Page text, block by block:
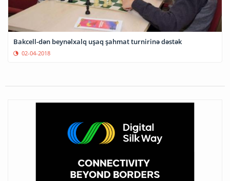
Bakcell-dən beynəlxalq uşaq şahmat turnirinə dəstək
02-04-2018